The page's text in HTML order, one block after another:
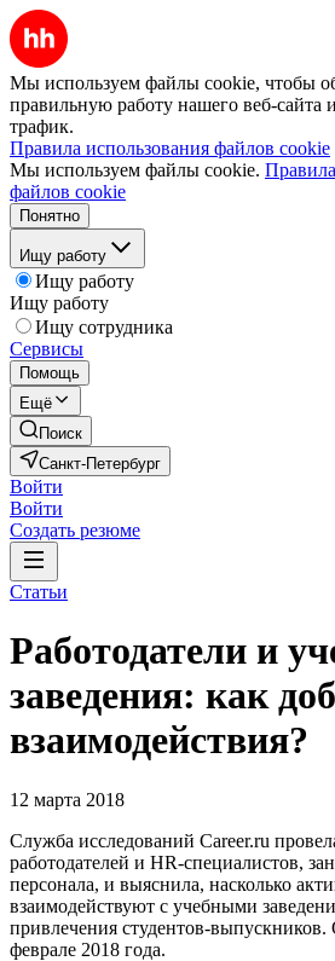
Мы используем файлы cookie, чтобы
правильную работу нашего веб-сайта
трафик.
Правила использования файлов cookie
Мы используем файлы cookie.
файлов cookie
Понятно
Ищу работу
Ищу работу
Ищу работу
Ищу сотрудника
Сервисы
Помощь
Ещё
Поиск
Санкт-Петербург
Войти
Войти
Создать резюме
Статьи
Работодатели и
заведения: как
взаимодействия?
12 марта 2018
Служба исследований Career.ru
работодателей и HR-специалистов,
персонала, и выяснила, насколько
взаимодействуют с учебными
привлечения студентов-
феврале 2018 года.